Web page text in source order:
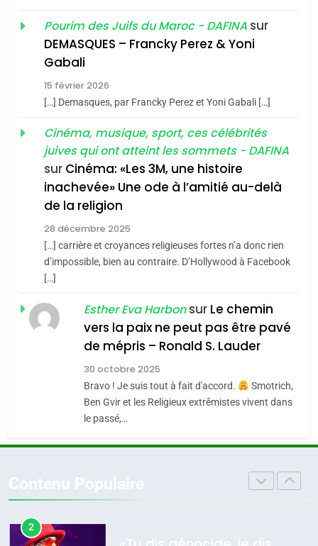
«Tu dis génocide, je dis
guerre»: La nouvelle
Tout sur la Nostalgie
SOUVENIRS
l’alliance pourrait
s’étendre à 13 pays
d’Amérique latine
ISRAÉL JUDAISME
2025, l’année la plus
meurtrière selon le
rapport d’ADL contre
l’antisémitisme
FRANCE ISRAÉL
FIÈRE, DIGNE ET RÉSILIENTE :
POURQUOI JE REVENDIQUE
CE QUI NOUS MANQUE –
Pourim des Juifs du Maroc - DAFINA sur
DEMASQUES – Francky Perez & Yoni
Gabali
15 février 2026
[…] Demasques, par Francky Perez et Yoni Gabali […]
Cinéma, musique, sport, ces célébrités
juives qui ont atteint les sommets - DAFINA
sur Cinéma: «Les 3M, une histoire
inachevée» Une ode à l’amitié au-delà
de la religion
28 décembre 2025
[…] carrière et croyances religieuses fortes n’a donc rien
d’impossible, bien au contraire. D’Hollywood à Facebook
[…]
Esther Eva Harbonsur Le chemin
vers la paix ne peut pas être pavé
de mépris – Ronald S. Lauder
30 octobre 2025
Bravo ! Je suis tout à fait d'accord.
Smotrich,
Ben Gvir et les Religieux extrêmistes vivent dans
le passé,…
d’ADL contre
l’antisémitisme
FRANCE ISRAÉL
POURQUOI JE REVENDIQUE
Zrihen-Dvir
CE QUI NOUS MANQUE –
Jacques Hadida
JUDAISME
Maroc : Les amandes de
Azilal consacrés produits
du terroir
DAFINA MAROC
Oeil ravageur – Vanessa De
Loya Stauber
CINEMA ISRAÉL
«Tu dis génocide, je dis
guerre»: La nouvelle
chanson de Boy George
3